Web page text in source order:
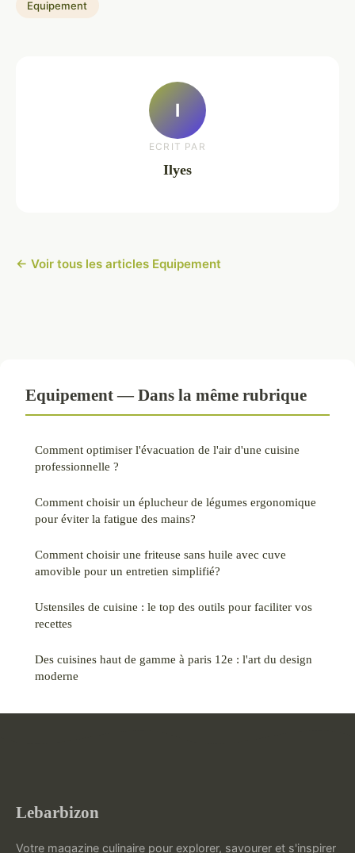
Equipement
I
ECRIT PAR
Ilyes
← Voir tous les articles Equipement
Equipement — Dans la même rubrique
Comment optimiser l'évacuation de l'air d'une cuisine
professionnelle ?
Comment choisir un éplucheur de légumes ergonomique
pour éviter la fatigue des mains?
Comment choisir une friteuse sans huile avec cuve
amovible pour un entretien simplifié?
Ustensiles de cuisine : le top des outils pour faciliter vos
recettes
Des cuisines haut de gamme à paris 12e : l'art du design
moderne
Lebarbizon
Votre magazine culinaire pour explorer, savourer et s'inspirer